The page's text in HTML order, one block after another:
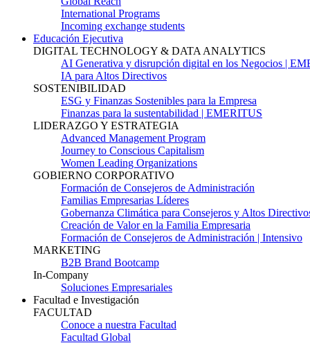
International Programs
Incoming exchange students
Educación Ejecutiva
DIGITAL TECHNOLOGY & DATA ANALYTICS
AI Generativa y disrupción digital en los Negocios |
IA para Altos Directivos
SOSTENIBILIDAD
ESG y Finanzas Sostenibles para la Empresa
Finanzas para la sustentabilidad | EMERITUS
LIDERAZGO Y ESTRATEGIA
Advanced Management Program
Journey to Conscious Capitalism
Women Leading Organizations
GOBIERNO CORPORATIVO
Formación de Consejeros de Administración
Familias Empresarias Líderes
Gobernanza Climática para Consejeros y Altos
Creación de Valor en la Familia Empresaria
Formación de Consejeros de Administración | Intensivo
MARKETING
B2B Brand Bootcamp
In-Company
Soluciones Empresariales
Facultad e Investigación
FACULTAD
Conoce a nuestra Facultad
Facultad Global